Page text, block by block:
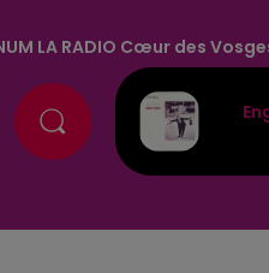
LA RADIO Cœur des